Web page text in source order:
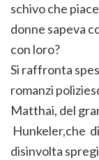
schivo che
donne sapeva
con loro?
Si raffronta
romanzi
Matthai, del
Hunkeler,che
disinvolta